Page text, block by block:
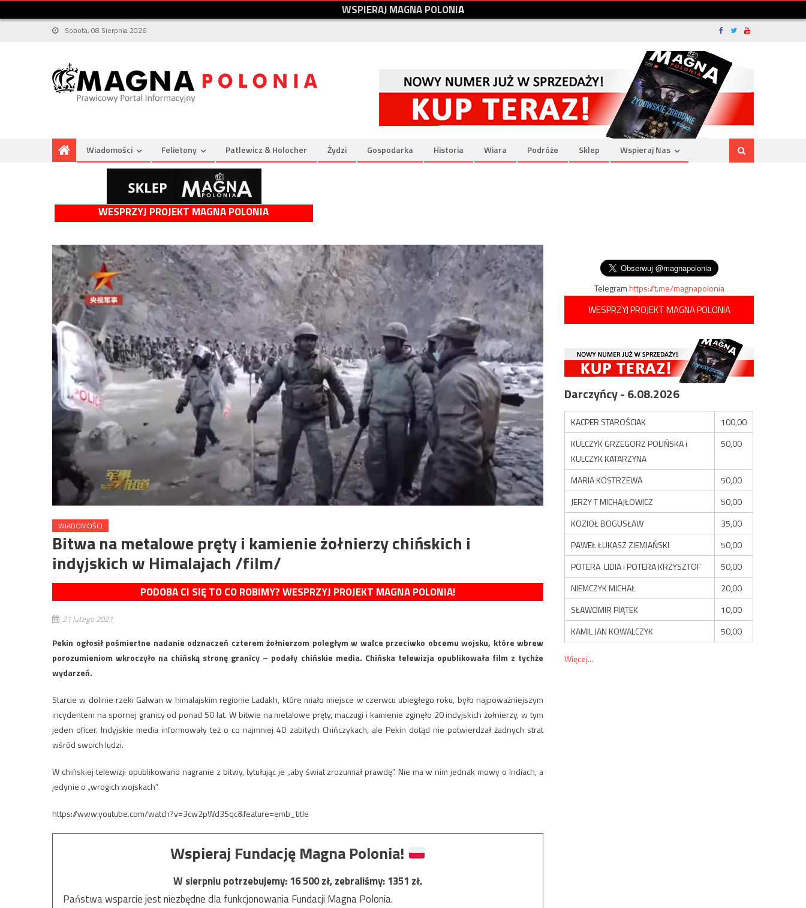
WSPIERAJMAGNAPOLONIA
Sobota, 08 Sierpnia 2026
Wiadomości Felietony Patlewicz & Holocher Żydzi Gospodarka Historia Wiara Podróże Sklep Wspieraj Nas
WESPRZYJ PROJEKT MAGNA POLONIA
WIADOMOŚCI
Bitwa na metalowe pręty i kamienie żołnierzy chińskich i
indyjskich w Himalajach /film/
PODOBA CI SIĘ TO CO ROBIMY? WESPRZYJ PROJEKT MAGNA POLONIA!
21 lutego 2021
Pekin ogłosił pośmiertne nadanie odznaczeń czterem żołnierzom poległym w walce przeciwko obcemu wojsku, które wbrew
porozumieniom wkroczyło na chińską stronę granicy – podały chińskie media. Chińska telewizja opublikowała film z tychże
wydarzeń.
Starcie w dolinie rzeki Galwan w himalajskim regionie Ladakh, które miało miejsce w czerwcu ubiegłego roku, było najpoważniejszym
incydentem na spornej granicy od ponad 50 lat. W bitwie na metalowe pręty, maczugi i kamienie zginęło 20 indyjskich żołnierzy, w tym
jeden oficer. Indyjskie media informowały też o co najmniej 40 zabitych Chińczykach, ale Pekin dotąd nie potwierdzał żadnych strat
wśród swoich ludzi.
W chińskiej telewizji opublikowano nagranie z bitwy, tytułując je „aby świat zrozumiał prawdę”. Nie ma w nim jednak mowy o Indiach, a
jedynie o „wrogich wojskach”.
https://www.youtube.com/watch?v=3cw2pWd3Sqc&feature=emb_title
Wspieraj Fundację Magna Polonia!
W sierpniu potrzebujemy:16 500zł, zebraliśmy:1351 zł.
Państwa wsparcie jest niezbędne dla funkcjonowania Fundacji Magna Polonia.
Telegramhttps://t.me/magnapolonia
WESPRZYJ PROJEKT MAGNA POLONIA
Darczyńcy - 6.08.2026
KACPER STAROŚCIAK
100,00
KULCZYK GRZEGORZ POLIŃSKA i
KULCZYK KATARZYNA
50,00
MARIA KOSTRZEWA
50,00
JERZY T MICHAJŁOWICZ
50,00
KOZIOŁ BOGUSŁAW
35,00
PAWEŁ ŁUKASZ ZIEMIAŃSKI
50,00
POTERA LIDIA i POTERA KRZYSZTOF
50,00
NIEMCZYK MICHAŁ
20,00
SŁAWOMIR PIĄTEK
10,00
KAMIL JAN KOWALCZYK
50,00
Więcej...